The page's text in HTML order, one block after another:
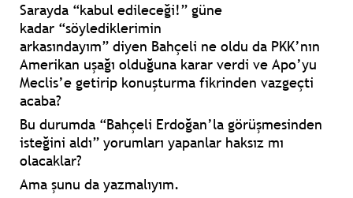
Sarayda “kabul edileceği!” güne
kadar “söylediklerimin
arkasındayım” diyen Bahçeli ne oldu da PKK’nın
Amerikan uşağı olduğuna karar verdi ve Apo’yu
Meclis’e getirip konuşturma fikrinden vazgeçti
acaba?
Bu durumda “Bahçeli Erdoğan’la görüşmesinden
isteğini aldı” yorumları yapanlar haksız mı
olacaklar?
Ama şunu da yazmalıyım.